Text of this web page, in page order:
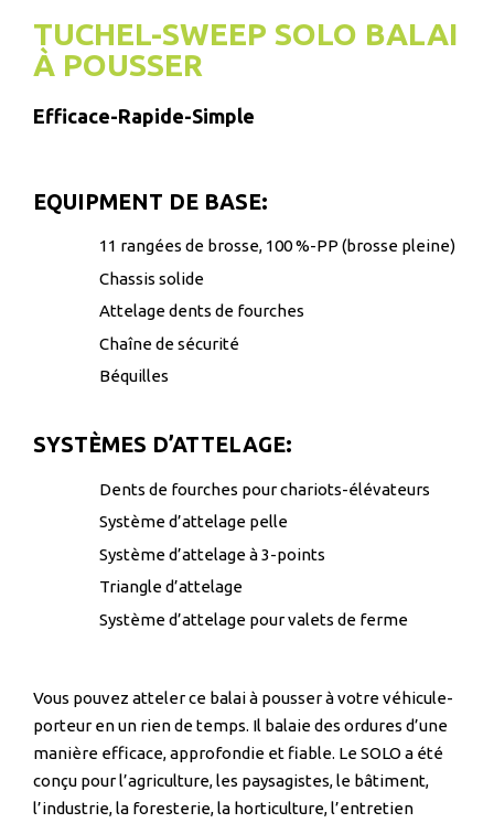
TUCHEL-SWEEP SOLO BALAI
À POUSSER
Efficace-Rapide-Simple
EQUIPMENT DE BASE:
11 rangées de brosse, 100 %-PP (brosse pleine)
Chassis solide
Attelage dents de fourches
Chaîne de sécurité
Béquilles
SYSTÈMES D’ATTELAGE:
Dents de fourches pour chariots-élévateurs
Système d’attelage pelle
Système d’attelage à 3-points
Triangle d’attelage
Système d’attelage pour valets de ferme
Vous pouvez atteler ce balai à pousser à votre véhicule-
porteur en un rien de temps. Il balaie des ordures d’une
manière efficace, approfondie et fiable. Le SOLO a été
conçu pour l’agriculture, les paysagistes, le bâtiment,
l’industrie, la foresterie, la horticulture, l’entretien